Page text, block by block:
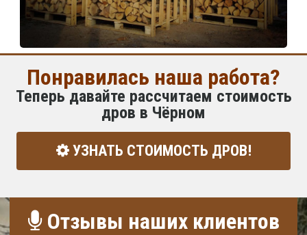
Понравилась наша работа?
Теперь давайте рассчитаем стоимость
дров в Чёрном
УЗНАТЬ СТОИМОСТЬ ДРОВ!
Отзывы наших клиентов